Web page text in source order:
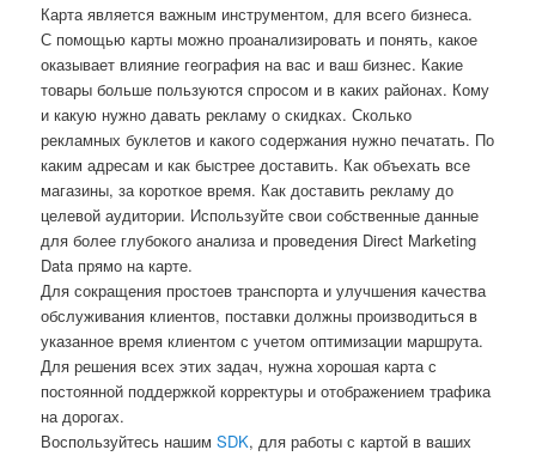
Карта является важным инструментом, для всего бизнеса.
С помощью карты можно проанализировать и понять, какое
оказывает влияние география на вас и ваш бизнес. Какие
товары больше пользуются спросом и в каких районах. Кому
и какую нужно давать рекламу о скидках. Сколько
рекламных буклетов и какого содержания нужно печатать. По
каким адресам и как быстрее доставить. Как объехать все
магазины, за короткое время. Как доставить рекламу до
целевой аудитории. Используйте свои собственные данные
для более глубокого анализа и проведения Direct Marketing
Data прямо на карте.
Для сокращения простоев транспорта и улучшения качества
обслуживания клиентов, поставки должны производиться в
указанное время клиентом с учетом оптимизации маршрута.
Для решения всех этих задач, нужна хорошая карта с
постоянной поддержкой корректуры и отображением трафика
на дорогах.
Воспользуйтесь нашимSDK, для работы с картой в ваших